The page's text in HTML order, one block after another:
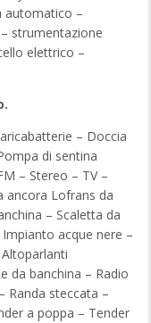
automatico –
strumentazione
elettrico –
– Doccia
di sentina
– Stereo – TV –
ancora Lofrans da
– Scaletta da
acque nere –
da banchina – Radio
Randa steccata –
a poppa – Tender